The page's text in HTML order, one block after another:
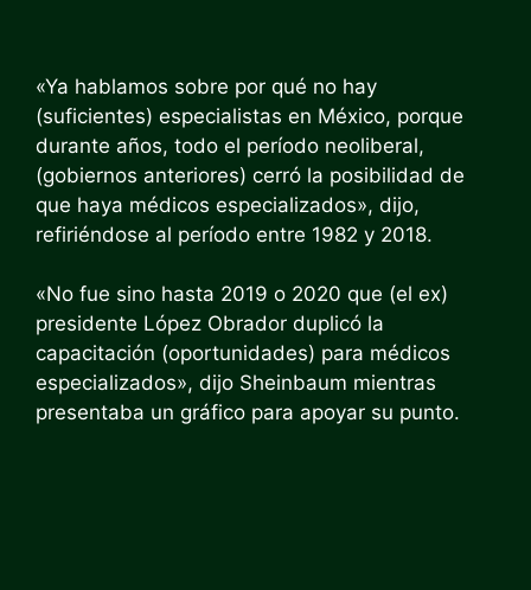
«Ya hablamos sobre por qué no hay
(suficientes) especialistas en México, porque
durante años, todo el período neoliberal,
(gobiernos anteriores) cerró la posibilidad de
que haya médicos especializados», dijo,
refiriéndose al período entre 1982 y 2018.
«No fue sino hasta 2019 o 2020 que (el ex)
presidente López Obrador duplicó la
capacitación (oportunidades) para médicos
especializados», dijo Sheinbaum mientras
presentaba un gráfico para apoyar su punto.